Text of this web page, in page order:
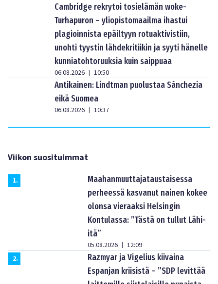
Cambridge rekrytoi tosielämän woke-
Turhapuron – yliopistomaailma ihastui
plagioinnista epäiltyyn rotuaktivistiin,
unohti tyystin lähdekritiikin ja syyti hänelle
kunniatohtoruuksia kuin saippuaa
06.08.2026 | 10:50
Antikainen: Lindtman puolustaa Sánchezia
eikä Suomea
06.08.2026 | 10:37
Viikon suosituimmat
1.
Maahanmuuttajataustaisessa
perheessä kasvanut nainen kokee
olonsa vieraaksi Helsingin
Kontulassa: ”Tästä on tullut Lähi-
itä”
05.08.2026 | 12:09
2.
Razmyar ja Vigelius kiivaina
Espanjan kriisistä – ”SDP levittää